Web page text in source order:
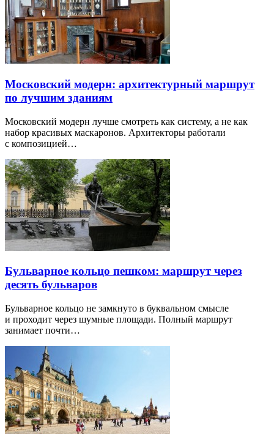
Московский модерн: архитектурный маршрут
по лучшим зданиям
Московский модерн лучше смотреть как систему, а не как
набор красивых маскаронов. Архитекторы работали
с композицией…
Бульварное кольцо пешком: маршрут через
десять бульваров
Бульварное кольцо не замкнуто в буквальном смысле
и проходит через шумные площади. Полный маршрут
занимает почти…